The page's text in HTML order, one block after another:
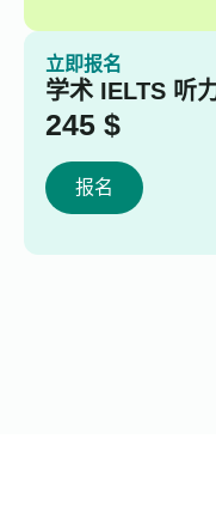
立即报名
学术 IELTS 听
245 $
报名